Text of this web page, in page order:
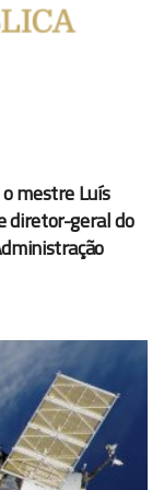
mestre Luís
diretor-geral do